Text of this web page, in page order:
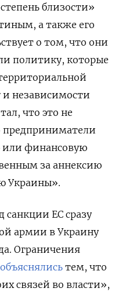
близости»
а также его
о том, что они
политику, которые
и независимости
что это не
предприниматели
или финансовую
за аннексию
Украины».
ЕС сразу
армии в Украину
Ограничения
объяснялись тем, что
связей во власти»,